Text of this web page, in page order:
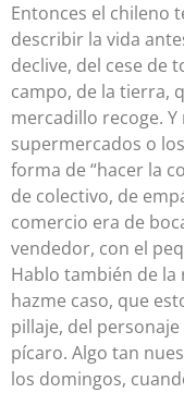
Entonces el chileno
describir la vida
declive, del cese de
campo, de la tierra,
mercadillo recoge.
supermercados o
forma de “hacer la
de colectivo, de
comercio era de
vendedor, con el
Hablo también de la
hazme caso, que
pillaje, del
pícaro. Algo tan
los domingos,